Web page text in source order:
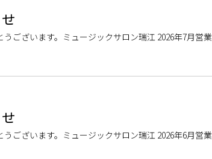
ございます。ミュージックサロン瑞江 2026年7月営
の各種お […]
ございます。ミュージックサロン瑞江 2026年6月営
間変更のお […]